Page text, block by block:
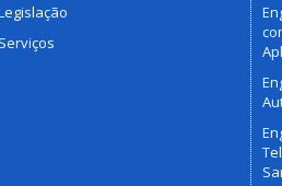
Serviços